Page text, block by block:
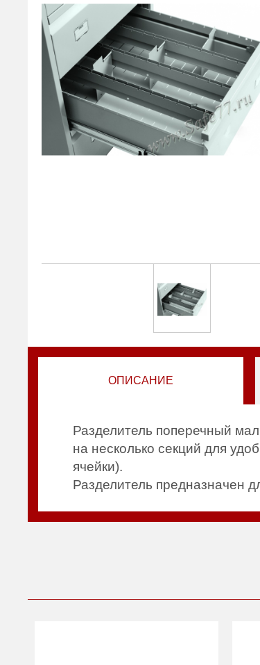
ОПИСАНИЕ
Разделитель поперечный
на несколько секций для
ячейки).
Разделитель предназначен